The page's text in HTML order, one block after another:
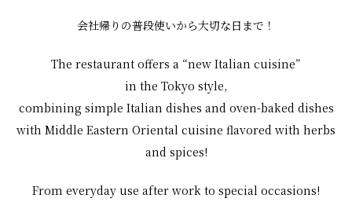
会社帰りの普段使いから大切な日まで！
The restaurant offers a “new Italian cuisine”
in the Tokyo style,
combining simple Italian dishes and oven-baked dishes
with Middle Eastern Oriental cuisine flavored with herbs
and spices!
From everyday use after work to special occasions!